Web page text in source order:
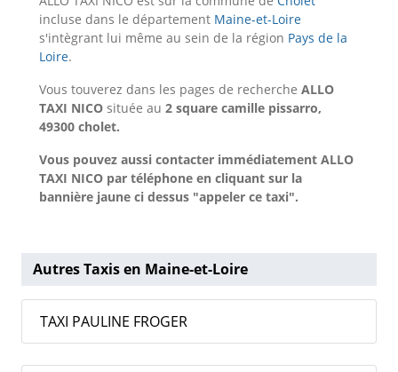
incluse dans le département Maine-et-Loire
s'intègrant lui même au sein de la région Pays de la
Loire.
Vous touverez dans les pages de recherche ALLO
TAXI NICO située au 2 square camille pissarro,
49300 cholet.
Vous pouvez aussi contacter immédiatement ALLO
TAXI NICO par téléphone en cliquant sur la
bannière jaune ci dessus "appeler ce taxi".
Autres Taxis en Maine-et-Loire
TAXI PAULINE FROGER